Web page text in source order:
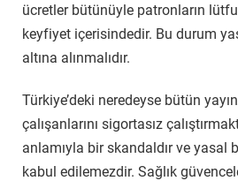
ücretler bütünüyle patronların
keyfiyet içerisindedir. Bu durum
altına alınmalıdır.
Türkiye’deki neredeyse bütün
çalışanlarını sigortasız
anlamıyla bir skandaldır ve yasal
kabul edilemezdir. Sağlık